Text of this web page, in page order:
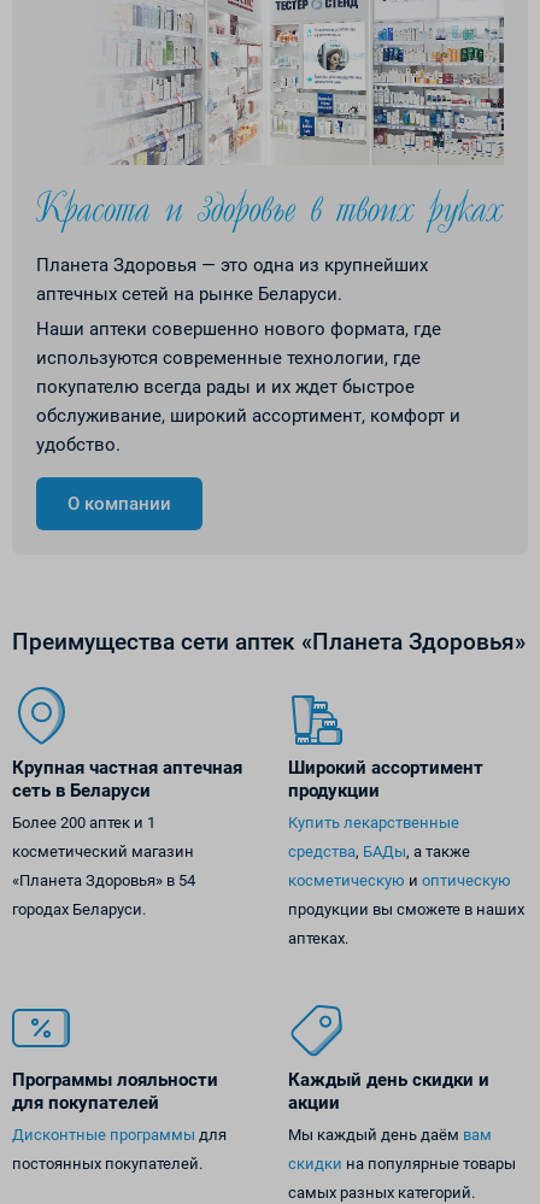
Планета Здоровья — это одна из крупнейших
аптечных сетей на рынке Беларуси.
Наши аптеки совершенно нового формата, где
используются современные технологии, где
покупателю всегда рады и их ждет быстрое
обслуживание, широкий ассортимент, комфорт и
удобство.
О компании
Преимущества сети аптек «Планета Здоровья»
Крупная частная аптечная
сеть в Беларуси
Более 200 аптек и 1
косметический магазин
«Планета Здоровья» в 54
городах Беларуси.
Широкий ассортимент
продукции
Купить лекарственные
средства, БАДы, а также
косметическую и оптическую
продукции вы сможете в наших
аптеках.
Программы лояльности
для покупателей
Дисконтные программы для
постоянных покупателей.
Каждый день скидки и
акции
Мы каждый день даём вам
скидки на популярные товары
самых разных категорий.